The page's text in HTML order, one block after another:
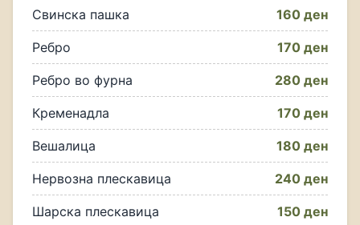
Свинска пашка 160 ден
Ребро 170 ден
Ребро во фурна 280 ден
Кременадла 170 ден
Вешалица 180 ден
Нервозна плескавица 240 ден
Шарска плескавица 150 ден